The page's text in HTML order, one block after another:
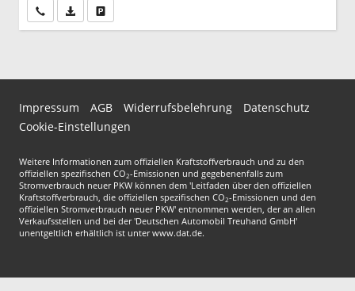
Wir rufen Sie anPDF-Datei, Fahrzeugexposé drucken
Impressum AGB Widerrufsbelehrung
Datenschutz
Cookie-Einstellungen
Weitere Informationen zum offiziellen Kraftstoffverbrauch und zu den
offiziellen spezifischen CO2-Emissionen und gegebenenfalls zum
Stromverbrauch neuer PKW können dem 'Leitfaden über den offiziellen
Kraftstoffverbrauch, die offiziellen spezifischen CO2-Emissionen und den
offiziellen Stromverbrauch neuer PKW' entnommen werden, der an allen
Verkaufsstellen und bei der 'Deutschen Automobil Treuhand GmbH'
unentgeltlich erhältlich ist unter www.dat.de.